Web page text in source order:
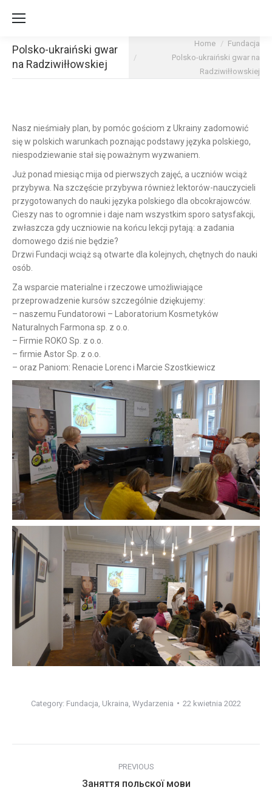
Polsko-ukraiński gwar
na Radziwiłłowskiej
Home
Fundacja
Polsko-ukraiński gwar na
Radziwiłłowskiej
Nasz nieśmiały plan, by pomóc gościom z Ukrainy zadomowić
się w polskich warunkach poznając podstawy języka polskiego,
niespodziewanie stał się poważnym wyzwaniem.
Już ponad miesiąc mija od pierwszych zajęć, a uczniów wciąż
przybywa. Na szczęście przybywa również lektorów-nauczycieli
przygotowanych do nauki języka polskiego dla obcokrajowców.
Cieszy nas to ogromnie i daje nam wszystkim sporo satysfakcji,
zwłaszcza gdy uczniowie na końcu lekcji pytają: a zadania
domowego dziś nie będzie?
Drzwi Fundacji wciąż są otwarte dla kolejnych, chętnych do nauki
osób.
Za wsparcie materialne i rzeczowe umożliwiające
przeprowadzenie kursów szczególnie dziękujemy:
– naszemu Fundatorowi – Laboratorium Kosmetyków
Naturalnych Farmona sp. z o.o.
– Firmie ROKO Sp. z o.o.
– firmie Astor Sp. z o.o.
– oraz Paniom: Renacie Lorenc i Marcie Szostkiewicz
Category: Fundacja Ukraina Wydarzenia 22 kwietnia 2022
navigation
PREVIOUS
Previous
Заняття польскої мови